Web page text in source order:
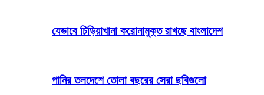
যেভাবে চিড়িয়াখানা করোনামুক্ত রাখছে বাংলাদেশ
পানির তলদেশে তোলা বছরের সেরা ছবিগুলো